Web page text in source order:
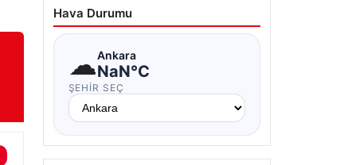
Hava Durumu
☁Ankara
NaN°C
ŞEHIR SEÇ